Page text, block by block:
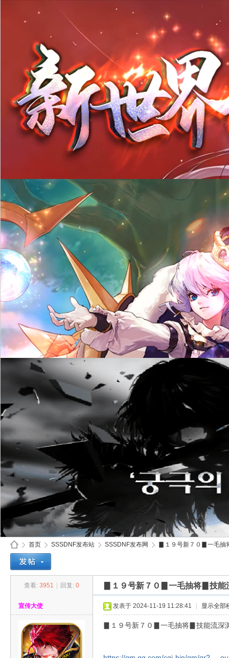
首页
›
SSSDNF发布站 SSSDNF发布网
›
▊１９号新７０▊一毛
查看: 3951 回复: 0 ▊１９号新７０▊一毛抽将▊技
宣传大使 发表于 2024-11-19 11:28:41 显示全部
▊１９号新７０▊一毛抽将▊技能流深